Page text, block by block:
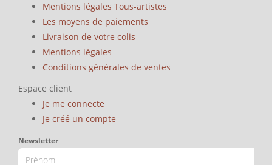
Mentions légales Tous-artistes
Les moyens de paiements
Livraison de votre colis
Mentions légales
Conditions générales de ventes
Espace client
Je me connecte
Je créé un compte
Newsletter